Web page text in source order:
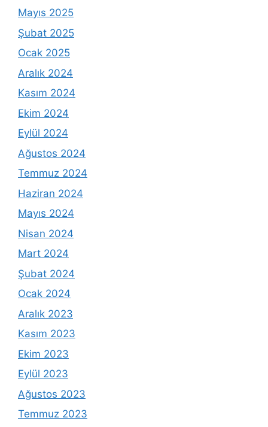
Mayıs 2025
Şubat 2025
Ocak 2025
Aralık 2024
Kasım 2024
Ekim 2024
Eylül 2024
Ağustos 2024
Temmuz 2024
Haziran 2024
Mayıs 2024
Nisan 2024
Mart 2024
Şubat 2024
Ocak 2024
Aralık 2023
Kasım 2023
Ekim 2023
Eylül 2023
Ağustos 2023
Temmuz 2023